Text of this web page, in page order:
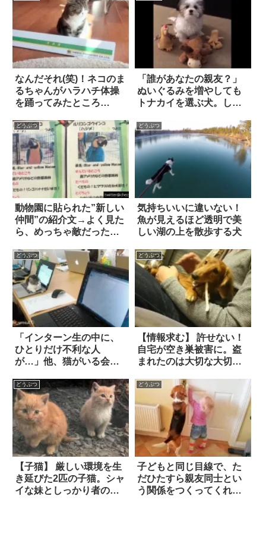
なんだそれ(笑)！ネコのま
るちゃんがハラハチ体操
を踊ってみたところ…
「誰があなたの親友？」
ぬいぐるみを増やしても
トナカイを選ぶ犬。しか
どうぶつ
動物園に貼られた”新しい
仲間”の紹介文→よく見た
ら、めっちゃ敵だった
どうぶつ
気持ちいいに違いない！
魚が見えるほど透明で美
しい湖の上を散歩する犬
どうぶつ
「インターン生の中に、
ひとりだけ不利な人
が…」他、猫がいる会社
どうぶつ
【情報求む】 許せない！
自宅が空き巣被害に。盗
まれたのは大切な大切な
どうぶつ
【子猫】 厳しい環境を生
き延びた2匹の子猫。シャ
イな妹としっかり者のお
どうぶつ
子どもと同じ目線で、た
だひたすら親友同士とい
う関係をつくってくれる